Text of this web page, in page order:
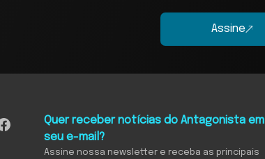
Assine
Quer receber notícias do Antagonista em
seu e-mail?
Assine nossa newsletter e receba as principais